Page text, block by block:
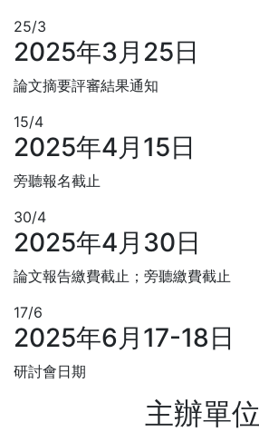
25/3
2025年3月25日
論文摘要評審結果通知
15/4
2025年4月15日
旁聽報名截止
30/4
2025年4月30日
論文報告繳費截止；旁聽繳費截止
17/6
2025年6月17-18日
研討會日期
主辦單位